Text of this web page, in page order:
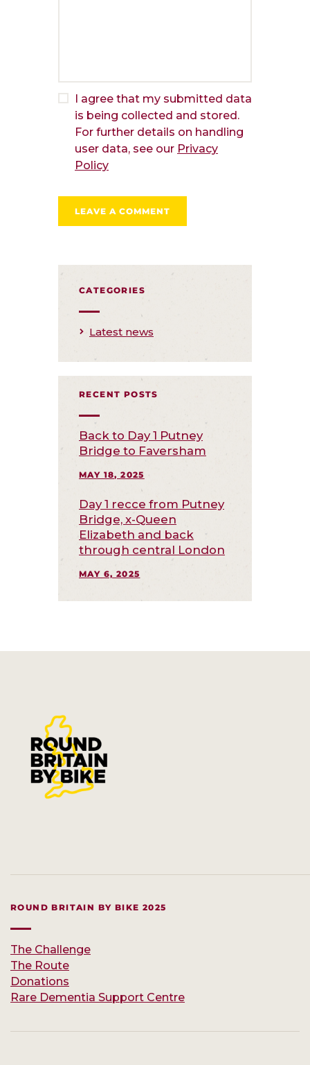
I agree that my submitted data
is being collected and stored.
For further details on handling
user data, see our Privacy
Policy
CATEGORIES
Latest news
RECENT POSTS
Back to Day 1 Putney
Bridge to Faversham
MAY 18, 2025
Day 1 recce from Putney
Bridge, x-Queen
Elizabeth and back
through central London
MAY 6, 2025
ROUND BRITAIN BY BIKE 2025
The Challenge
The Route
Donations
Rare Dementia Support Centre